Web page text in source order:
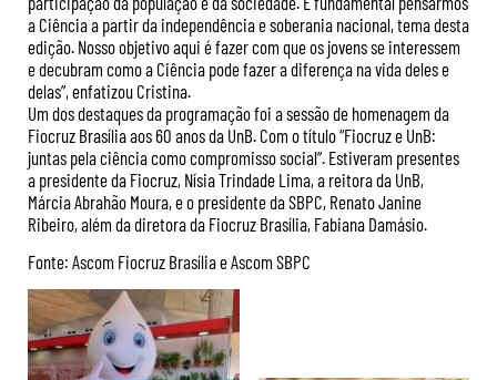
a Ciência a partir da independência e soberania nacional, tema desta
edição. Nosso objetivo aqui é fazer com que os jovens se interessem
e decubram como a Ciência pode fazer a diferença na vida deles e
delas”, enfatizou Cristina.
Um dos destaques da programação foi a sessão de homenagem da
Fiocruz Brasília aos 60 anos da UnB. Com o título “Fiocruz e UnB:
juntas pela ciência como compromisso social”. Estiveram presentes
a presidente da Fiocruz, Nísia Trindade Lima, a reitora da UnB,
Márcia Abrahão Moura, e o presidente da SBPC, Renato Janine
Ribeiro, além da diretora da Fiocruz Brasília, Fabiana Damásio.
Fonte: Ascom Fiocruz Brasília e Ascom SBPC